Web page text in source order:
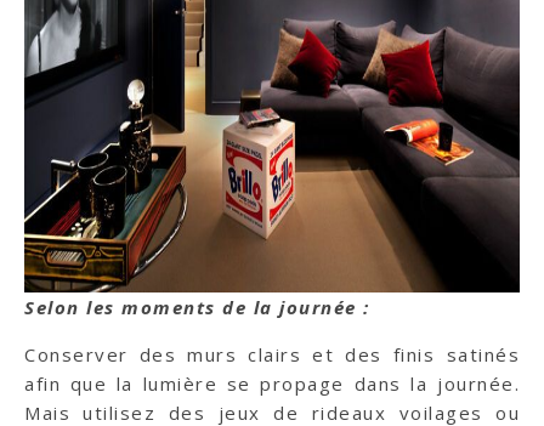
Selon les moments de la journée :
Conserver des murs clairs et des finis satinés
afin que la lumière se propage dans la journée.
Mais utilisez des jeux de rideaux voilages ou